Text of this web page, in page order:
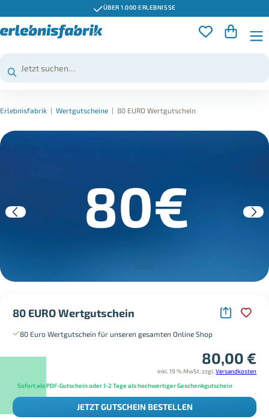
ÜBER 1.000 ERLEBNISSE
Erlebnisfabrik | Wertgutscheine | 80 EURO Wertgutschein
80 EURO Wertgutschein
80 Euro Wertgutschein für unseren gesamten Online Shop
80,00 €
inkl. 19 % MwSt. zzgl.Versandkosten
Sofort als PDF-Gutschein oder 1-2 Tage als hochwertiger Geschenkgutschein
JETZT GUTSCHEIN BESTELLEN